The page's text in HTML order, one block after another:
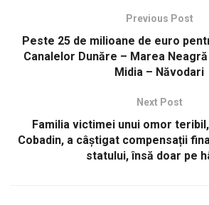
Previous Post
Peste 25 de milioane de euro
Canalelor Dunăre – Marea
Midia – Năvodari
Next Post
Familia victimei unui omor
Cobadin, a câștigat compensații
statului, însă doar pe